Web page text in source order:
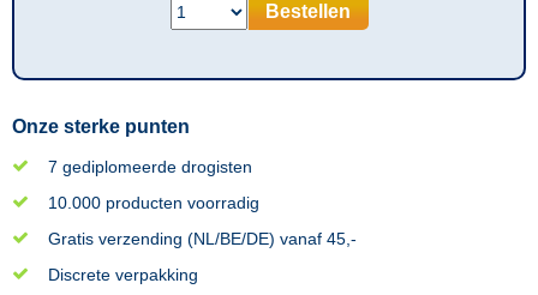
Bestellen
Onze sterke punten
7 gediplomeerde drogisten
10.000 producten voorradig
Gratis verzending (NL/BE/DE) vanaf 45,-
Discrete verpakking